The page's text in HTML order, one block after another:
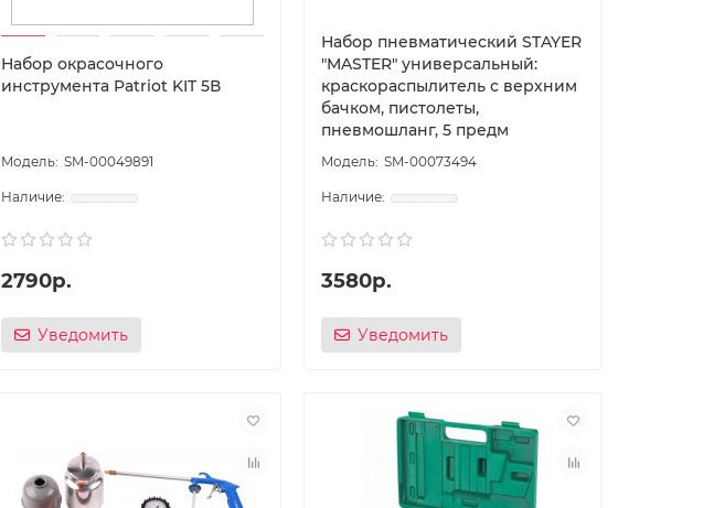
Набор окрасочного
инструмента Patriot KIT 5В
SM-00049891
2790р.
Уведомить
Набор пневматический STAYER
″MASTER″ универсальный:
краскораспылитель с верхним
бачком, пистолеты,
пневмошланг, 5 предм
SM-00073494
3580р.
Уведомить